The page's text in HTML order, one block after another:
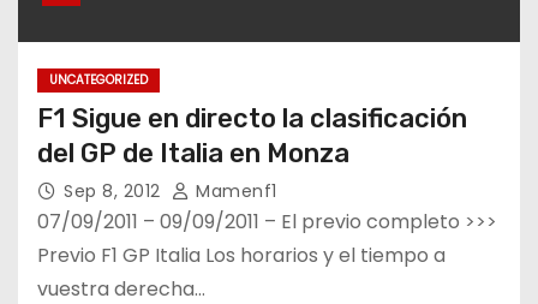
UNCATEGORIZED
F1 Sigue en directo la clasificación
del GP de Italia en Monza
Sep 8, 2012 Mamenf1
07/09/2011 – 09/09/2011 – El previo completo >>>
Previo F1 GP Italia Los horarios y el tiempo a
vuestra derecha…